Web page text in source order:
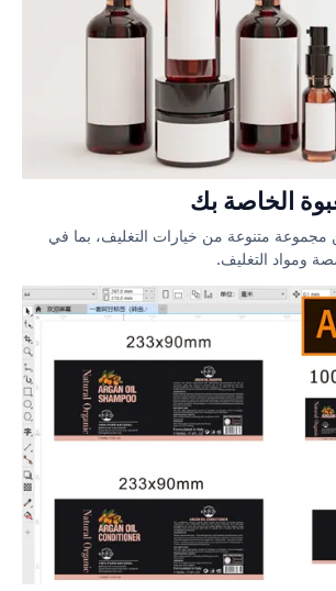
الخاصة بك
مجموعة متنوعة من خيارات التغليف، بما في
ومواد التغليف.